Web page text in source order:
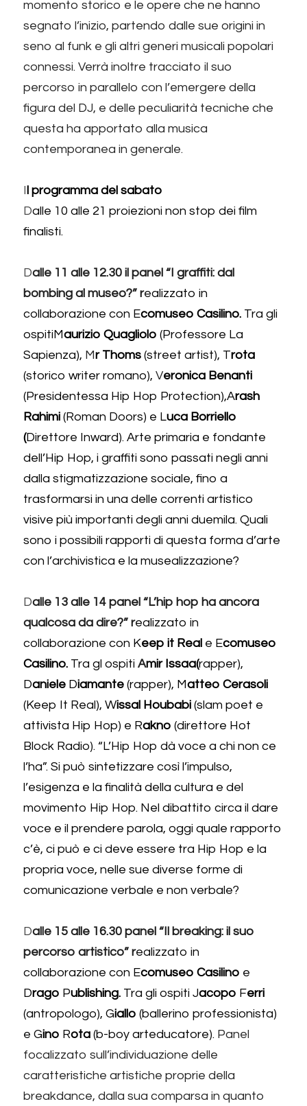
momento storico e le opere che ne hanno
segnato l’inizio, partendo dalle sue origini in
seno al funk e gli altri generi musicali popolari
connessi. Verrà inoltre tracciato il suo
percorso in parallelo con l’emergere della
figura del DJ, e delle peculiarità tecniche che
questa ha apportato alla musica
contemporanea in generale.
Il programma del sabato
Dalle 10 alle 21 proiezioni non stop dei film
finalisti.
Dalle 11 alle 12.30 il panel “I graffiti: dal
bombing al museo?” realizzato in
collaborazione con Ecomuseo Casilino. Tra gli
ospitiMaurizio Quagliolo (Professore La
Sapienza), Mr Thoms (street artist), T
(storico writer romano), V
(Presidentessa Hip Hop Protection),Arash
Rahimi (Roman Doors) e Luca Borriello
(Direttore Inward). Arte primaria e fondante
dell’Hip Hop, i graffiti sono passati negli anni
dalla stigmatizzazione sociale, fino a
trasformarsi in una delle correnti artistico
visive più importanti degli anni duemila. Quali
sono i possibili rapporti di questa forma d’arte
con l’archivistica e la musealizzazione?
Dalle 13 alle 14 panel “L’hip hop ha ancora
qualcosa da dire?” realizzato in
collaborazione con Keep it Real e Ecomuseo
Casilino. Tra gl ospiti Amir Issaa(rapper),
Daniele Diamante (rapper), M
(Keep It Real), Wissal Houbabi (slam poet e
attivista Hip Hop) e Rakno (direttore Hot
Block Radio). “L’Hip Hop dà voce a chi non ce
l’ha”. Si può sintetizzare così l’impulso,
l’esigenza e la finalità della cultura e del
movimento Hip Hop. Nel dibattito circa il dare
voce e il prendere parola, oggi quale rapporto
c’è, ci può e ci deve essere tra Hip Hop e la
propria voce, nelle sue diverse forme di
comunicazione verbale e non verbale?
Dalle 15 alle 16.30 panel “Il breaking: il suo
percorso artistico” realizzato in
collaborazione con Ecomuseo Casilino e
Drago Publishing. Tra gli ospiti Jacopo F
(antropologo), Giallo (ballerino professionista)
e Gino Rota (b-boy arteducatore). Panel
focalizzato sull’individuazione delle
caratteristiche artistiche proprie della
breakdance, dalla sua comparsa in quanto